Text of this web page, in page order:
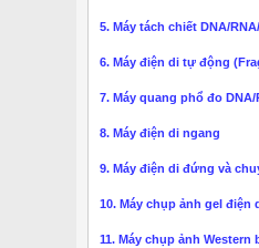
5. Máy tách chiết DNA/
6. Máy điện di tự động
7. Máy quang phổ đo DNA/
8. Máy điện di ngang
9. Máy điện di đứng và
10. Máy chụp ảnh gel điện
11. Máy chụp ảnh Western